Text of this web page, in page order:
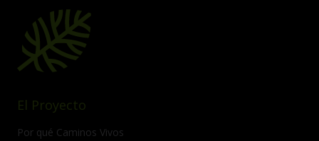
El Proyecto
Por qué Caminos Vivos